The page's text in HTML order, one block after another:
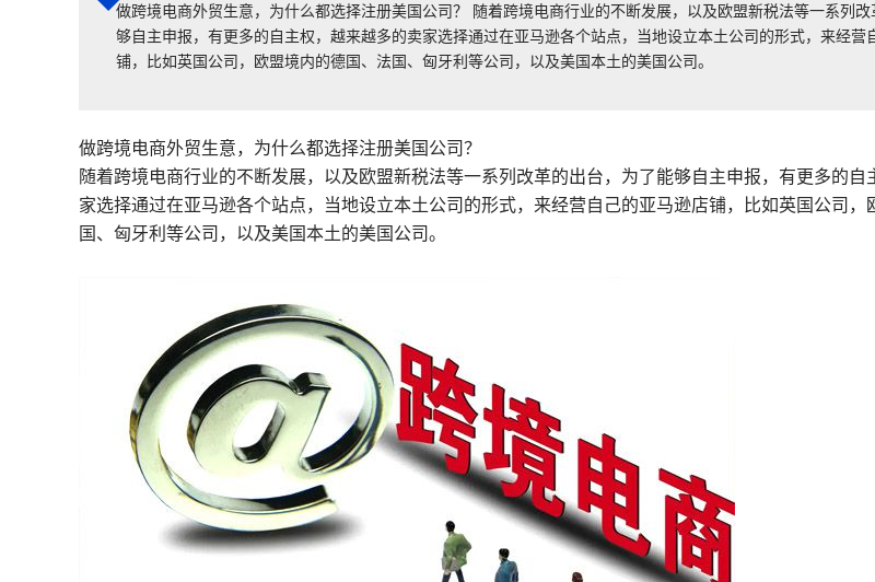
做跨境电商外贸生意，为什么都选择注册美国公司？ 随着跨境电商行业的不断发展，以及欧盟新税法等一系列
够自主申报，有更多的自主权，越来越多的卖家选择通过在亚马逊各个站点，当地设立本土公司的形式，来经营
铺，比如英国公司，欧盟境内的德国、法国、匈牙利等公司，以及美国本土的美国公司。
做跨境电商外贸生意，为什么都选择注册美国公司？
随着跨境电商行业的不断发展，以及欧盟新税法等一系列改革的出台，为了能够自主申报，有更多的自
家选择通过在亚马逊各个站点，当地设立本土公司的形式，来经营自己的亚马逊店铺，比如英国公司，
国、匈牙利等公司，以及美国本土的美国公司。